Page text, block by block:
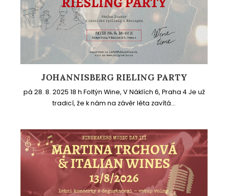
JOHANNISBERG RIELING PARTY
pá 28. 8. 2025 18 h Foltýn Wine, V Náklích 6, Praha 4 Je už
tradicí, že k nám na závěr léta zavítá...